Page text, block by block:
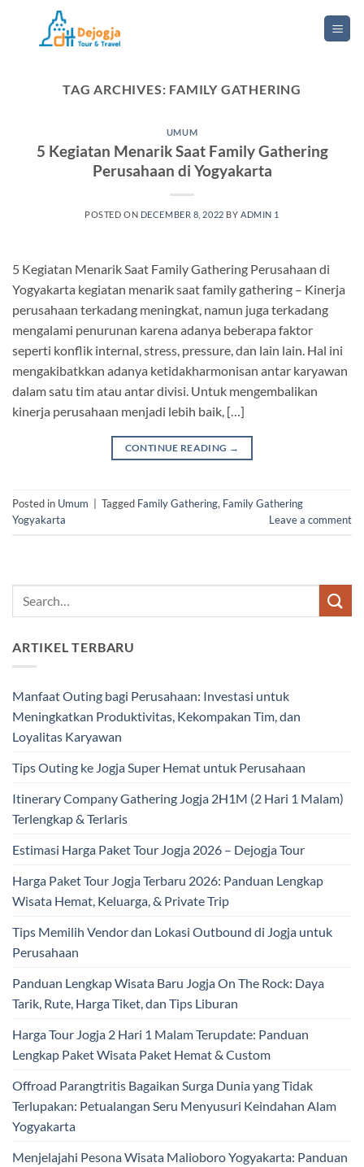
content
TAG ARCHIVES: FAMILY GATHERING
UMUM
5 Kegiatan Menarik Saat Family Gathering
Perusahaan di Yogyakarta
POSTED ON DECEMBER 8, 2022 BY ADMIN 1
5 Kegiatan Menarik Saat Family Gathering Perusahaan di
Yogyakarta kegiatan menarik saat family gathering – Kinerja
perusahaan terkadang meningkat, namun juga terkadang
mengalami penurunan karena adanya beberapa faktor
seperti konflik internal, stress, pressure, dan lain lain. Hal ini
mengakibatkkan adanya ketidakharmonisan antar karyawan
dalam satu tim atau antar divisi. Untuk mengembalikan
kinerja perusahaan menjadi lebih baik, […]
CONTINUE READING →
Posted in Umum Tagged Family Gathering, Family Gathering
Yogyakarta
Leave a comment
ARTIKEL TERBARU
Manfaat Outing bagi Perusahaan: Investasi untuk
Meningkatkan Produktivitas, Kekompakan Tim, dan
Loyalitas Karyawan
Tips Outing ke Jogja Super Hemat untuk Perusahaan
Itinerary Company Gathering Jogja 2H1M (2 Hari 1 Malam)
Terlengkap & Terlaris
Estimasi Harga Paket Tour Jogja 2026 – Dejogja Tour
Harga Paket Tour Jogja Terbaru 2026: Panduan Lengkap
Wisata Hemat, Keluarga, & Private Trip
Tips Memilih Vendor dan Lokasi Outbound di Jogja untuk
Perusahaan
Panduan Lengkap Wisata Baru Jogja On The Rock: Daya
Tarik, Rute, Harga Tiket, dan Tips Liburan
Harga Tour Jogja 2 Hari 1 Malam Terupdate: Panduan
Lengkap Paket Wisata Paket Hemat & Custom
Offroad Parangtritis Bagaikan Surga Dunia yang Tidak
Terlupakan: Petualangan Seru Menyusuri Keindahan Alam
Yogyakarta
Menjelajahi Pesona Wisata Malioboro Yogyakarta: Panduan